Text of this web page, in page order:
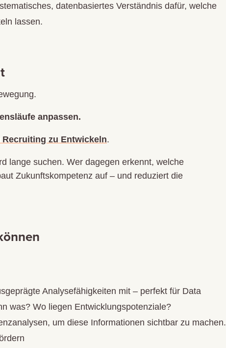
datenbasiertes Verständnis dafür, welche
lassen.
anpassen.
Recruiting zu Entwickeln.
lange suchen. Wer dagegen erkennt, welche
Zukunftskompetenz auf – und reduziert die
Analysefähigkeiten mit – perfekt für Data
was? Wo liegen Entwicklungspotenziale?
um diese Informationen sichtbar zu machen.